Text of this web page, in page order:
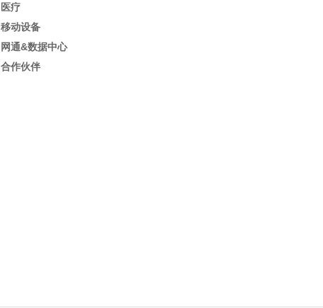
医疗
移动设备
网通&数据中心
合作伙伴